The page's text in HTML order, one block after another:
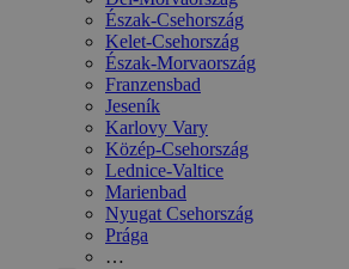
Észak-Csehország
Kelet-Csehország
Észak-Morvaország
Franzensbad
Jeseník
Karlovy Vary
Közép-Csehország
Lednice-Valtice
Marienbad
Nyugat Csehország
Prága
…